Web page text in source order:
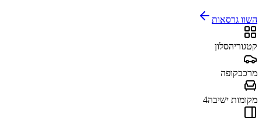
השוו גרסאות
קטגוריהסלון
מרכבקופה
מקומות ישיבה4